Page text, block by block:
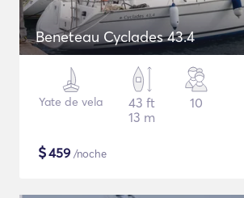
Beneteau Cyclades 43.4
Yate de vela
43 ft
13 m
10
$459 /noche